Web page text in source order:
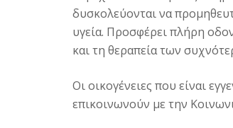
δυσκολεύονται να
υγεία. Προσφέρει πλήρη
και τη θεραπεία των
Οι οικογένειες που είναι
επικοινωνούν με την